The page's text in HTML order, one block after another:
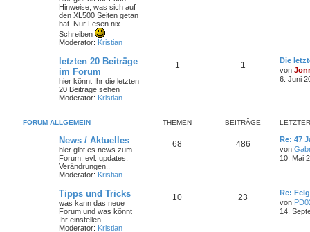
Hinweise, was sich auf
den XL500 Seiten getan
hat. Nur Lesen nix
Schreiben
Moderator: Kristian
letzten 20 Beiträge
im Forum
hier könnt Ihr die letzten
20 Beiträge sehen
Moderator: Kristian
1 1
Die
von
6. Juni
FORUM ALLGEMEIN THEMEN BEITRÄGE
News / Aktuelles
hier gibt es news zum
Forum, evl. updates,
Verändrungen..
Moderator: Kristian
68 486
Re: 47
von
10. Mai
Tipps und Tricks
was kann das neue
Forum und was könnt
Ihr einstellen
Moderator: Kristian
10 23
Re:
von
14.